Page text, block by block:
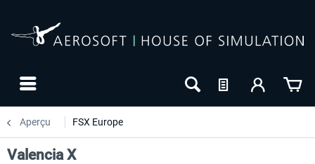
Aperçu FSX Europe
Valencia X